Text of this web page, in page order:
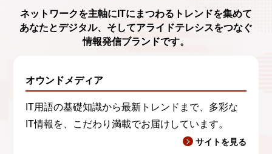
ネットワークを主軸に ITにまつわるトレンドを集めて
あなたとデジタル、 そしてアライドテレシスをつなぐ
情報発信ブランドです。
オウンドメディア
IT用語の基礎知識から最新トレンドまで、多彩な
IT情報を、こだわり満載でお届けしています。
サイトを見る